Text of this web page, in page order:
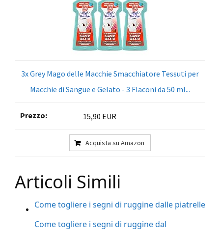
3x Grey Mago delle Macchie Smacchiatore Tessuti per
Macchie di Sangue e Gelato - 3 Flaconi da 50 ml...
15,90 EUR
Acquista su Amazon
Articoli Simili
Come togliere i segni di ruggine dalle piatrelle
Come togliere i segni di ruggine dal